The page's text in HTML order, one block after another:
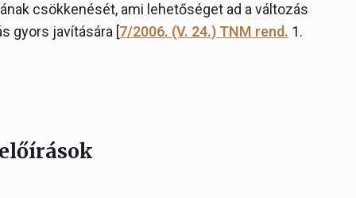
csökkenését, ami lehetőséget ad a változás
gyors javítására [7/2006. (V. 24.) TNM rend. 1.